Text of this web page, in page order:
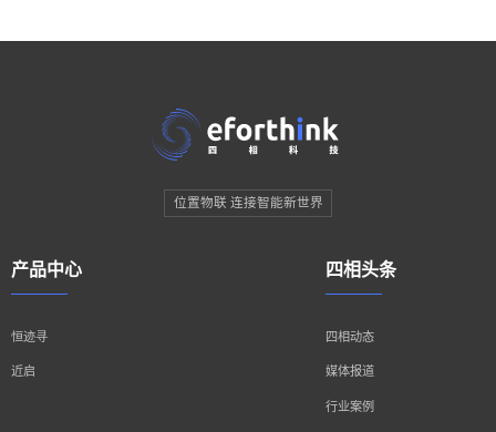
位置物联 连接智能新世界
产品中心
恒迹寻
近启
四相头条
四相动态
媒体报道
行业案例